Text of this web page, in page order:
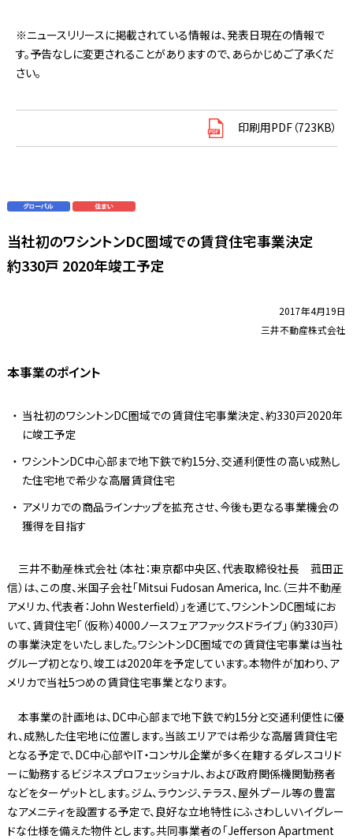
※ニュースリリースに掲載されている情報は、発表日現在の情報で
す。予告なしに変更されることがありますので、あらかじめご了承くだ
さい。
印刷用PDF（723KB）
当社初のワシントンDC圏域での賃貸住宅事業決定
約330戸 2020年竣工予定
2017年4月19日
三井不動産株式会社
本事業のポイント
当社初のワシントンDC圏域での賃貸住宅事業決定、約330戸2020年
に竣工予定
ワシントンDC中心部まで地下鉄で約15分、交通利便性の高い成熟し
た住宅地で希少な高層賃貸住宅
アメリカでの商品ラインナップを拡充させ、今後も更なる事業機会の
獲得を目指す
三井不動産株式会社（本社：東京都中央区、代表取締役社長 菰田正
信）は、この度、米国子会社「Mitsui Fudosan America, Inc.（三井不動産
アメリカ、代表者：John Westerfield）」を通じて、ワシントンDC圏域にお
いて、賃貸住宅「（仮称）4000ノースフェアファックスドライブ」（約330戸）
の事業決定をいたしました。ワシントンDC圏域での賃貸住宅事業は当社
グループ初となり、竣工は2020年を予定しています。本物件が加わり、ア
メリカで当社5つめの賃貸住宅事業となります。
本事業の計画地は、DC中心部まで地下鉄で約15分と交通利便性に優
れ、成熟した住宅地に位置します。当該エリアでは希少な高層賃貸住宅
となる予定で、DC中心部やIT・コンサル企業が多く在籍するダレスコリド
ーに勤務するビジネスプロフェッショナル、および政府関係機関勤務者
などをターゲットとします。ジム、ラウンジ、テラス、屋外プール等の豊富
なアメニティを設置する予定で、良好な立地特性にふさわしいハイグレー
ドな仕様を備えた物件とします。共同事業者の「Jefferson Apartment